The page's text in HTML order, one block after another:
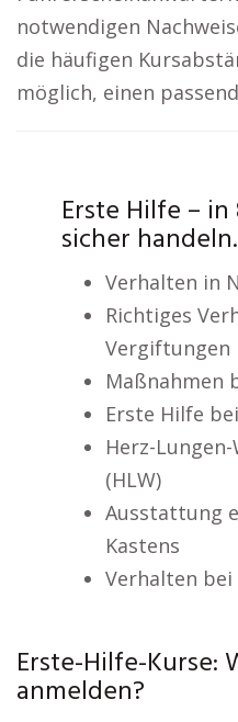
notwendigen
die häufigen
möglich, einen
Erste Hilfe –
sicher handeln.
Verhalten in
Richtiges
Vergiftungen
Maßnahmen
Erste Hilfe
Herz-
(HLW)
Ausstattung
Kastens
Verhalten
Erste-Hilfe-Kurse:
anmelden?